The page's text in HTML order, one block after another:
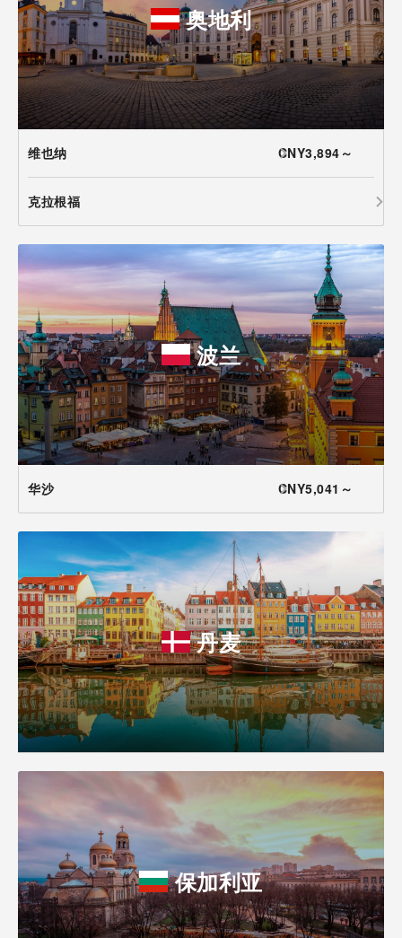
奥地利
维也纳 CNY3,894～
克拉根福
波兰
华沙 CNY5,041～
丹麦
保加利亚